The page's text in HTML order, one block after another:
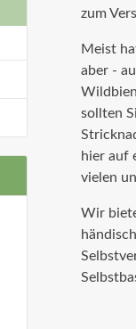
zum
Meist
aber -
sollten
hier auf
vielen
Wir